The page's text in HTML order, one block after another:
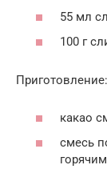
55 мл
100 г
Приготовление:
какао
смесь